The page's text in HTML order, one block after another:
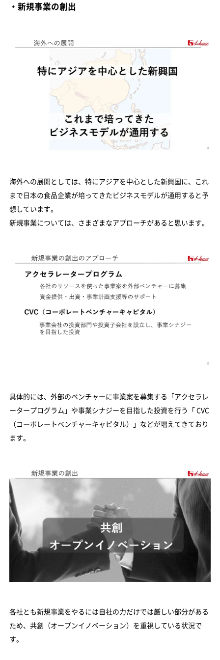
・新規事業の創出
海外への展開としては、特にアジアを中心とした新興国に、これ
まで日本の食品企業が培ってきたビジネスモデルが通用すると予
想しています。
新規事業については、さまざまなアプローチがあると思います。
具体的には、外部のベンチャーに事業案を募集する「アクセラレ
ータープログラム」や事業シナジーを目指した投資を行う「 CVC
（コーポレートベンチャーキャピタル）」などが増えてきており
ます。
各社とも新規事業をやるには自社の力だけでは厳しい部分がある
ため、共創（オープンイノベーション）を重視している状況で
す。